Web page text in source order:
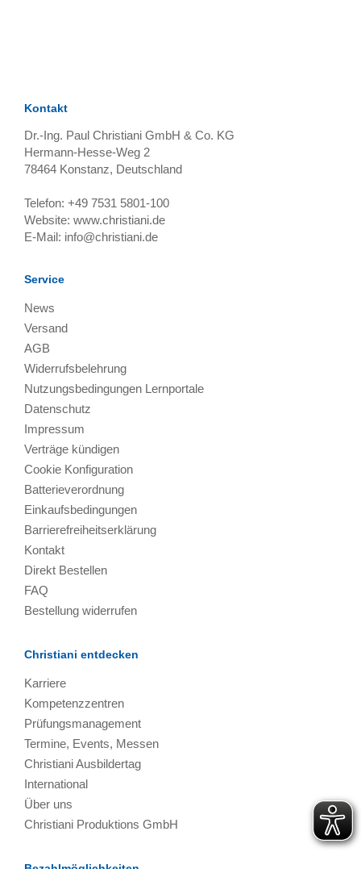
Kontakt
Dr.-Ing. Paul Christiani GmbH & Co. KG
Hermann-Hesse-Weg 2
78464 Konstanz, Deutschland
Telefon: +49 7531 5801-100
Website: www.christiani.de
E-Mail: info@christiani.de
Service
News
Versand
AGB
Widerrufsbelehrung
Nutzungsbedingungen Lernportale
Datenschutz
Impressum
Verträge kündigen
Cookie Konfiguration
Batterieverordnung
Einkaufsbedingungen
Barrierefreiheitserklärung
Kontakt
Direkt Bestellen
FAQ
Bestellung widerrufen
Christiani entdecken
Karriere
Kompetenzzentren
Prüfungsmanagement
Termine, Events, Messen
Christiani Ausbildertag
International
Über uns
Christiani Produktions GmbH